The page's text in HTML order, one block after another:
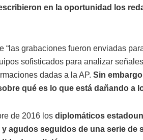
en la oportunidad los
“las grabaciones fueron enviadas
sofisticados para analizar
dadas a la AP. Sin
qué es lo que está dañando a
de 2016 los diplomáticos
agudos seguidos de una serie de